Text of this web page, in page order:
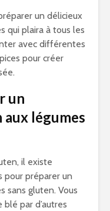
un délicieux
qui plaira à tous les
avec différentes
pour créer
un
légumes
il existe
pour préparer un
sans gluten. Vous
par d’autres